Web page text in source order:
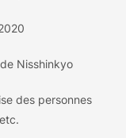
Nisshinkyo
des personnes